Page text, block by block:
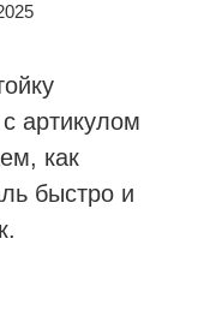
артикулом
как
быстро и